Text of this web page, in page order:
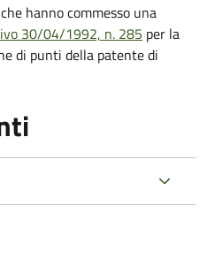
hanno commesso una
30/04/1992, n. 285 per la
di punti della patente di